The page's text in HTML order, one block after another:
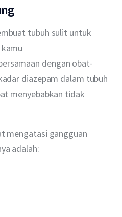
tubuh sulit untuk
dengan obat-
diazepam dalam tubuh
menyebabkan tidak
mengatasi gangguan
adalah: